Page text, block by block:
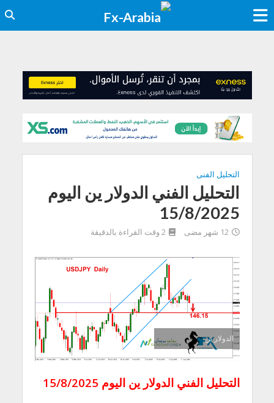
التحليل الفنى
التحليل الفني الدولار ين اليوم
15/8/2025
12 شهر مضى 2 وقت القراءة بالدقيقة
الدولار ين
التحليل الفني الدولار ين اليوم 15/8/2025